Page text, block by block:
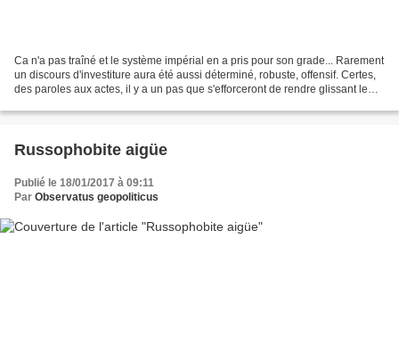
Ca n'a pas traîné et le système impérial en a pris pour son grade... Rarement
un discours d'investiture aura été aussi déterminé, robuste, offensif. Certes,
des paroles aux actes, il y a un pas que s'efforceront de rendre glissant le
Russophobite aigüe
Publié le 18/01/2017 à 09:11
Par Observatus geopoliticus